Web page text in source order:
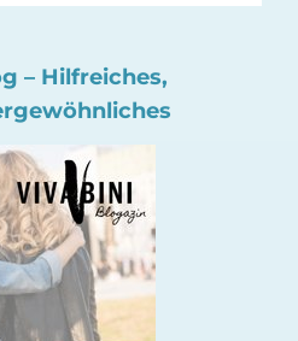
– Hilfreiches,